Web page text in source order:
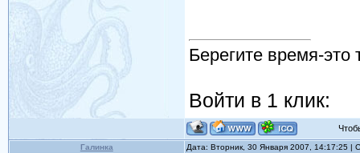
Берегите время-это
Войти в 1 клик:
Галинка Дата: Вторник, 30 Января 2007, 14:17:25 |